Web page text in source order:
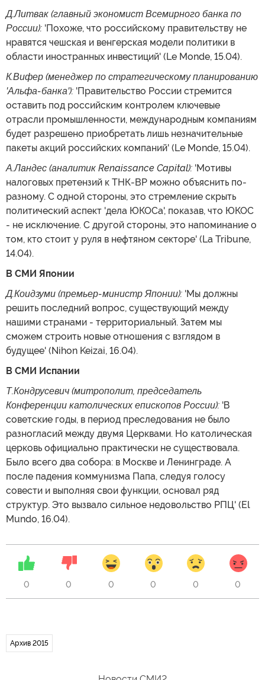
Д.Литвак (главный экономист Всемирного банка по
России): 'Похоже, что российскому правительству не
нравятся чешская и венгерская модели политики в
области иностранных инвестиций' (Le Monde, 15.04).
К.Вифер (менеджер по стратегическому планированию
'Альфа-банка'): 'Правительство России стремится
оставить под российским контролем ключевые
отрасли промышленности, международным компаниям
будет разрешено приобретать лишь незначительные
пакеты акций российских компаний' (Le Monde, 15.04).
А.Ландес (аналитик Renaissance Capital): 'Мотивы
налоговых претензий к ТНК-BP можно объяснить по-
разному. С одной стороны, это стремление скрыть
политический аспект 'дела ЮКОСа', показав, что ЮКОС
- не исключение. С другой стороны, это напоминание о
том, кто стоит у руля в нефтяном секторе' (La Tribune,
14.04).
В СМИ Японии
Д.Коидзуми (премьер-министр Японии): 'Мы должны
решить последний вопрос, существующий между
нашими странами - территориальный. Затем мы
сможем строить новые отношения с взглядом в
будущее' (Nihon Keizai, 16.04).
В СМИ Испании
Т.Кондрусевич (митрополит, председатель
Конференции католических епископов России): 'В
советские годы, в период преследования не было
разногласий между двумя Церквами. Но католическая
церковь официально практически не существовала.
Было всего два собора: в Москве и Ленинграде. А
после падения коммунизма Папа, следуя голосу
совести и выполняя свои функции, основал ряд
структур. Это вызвало сильное недовольство РПЦ' (El
Mundo, 16.04).
0 0 0 0 0 0
Архив 2015